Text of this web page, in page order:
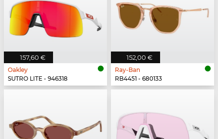
157,60 €
Oakley
SUTRO LITE - 946318
152,00 €
Ray-Ban
RB4451 - 680133